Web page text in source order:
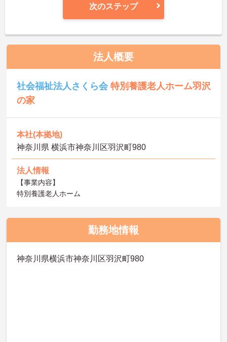
次のステップ
法人概要
社会福祉法人さくら会特別養護老人ホーム羽沢
の家
本社(本拠地)
神奈川県 横浜市神奈川区羽沢町980
法人情報
【事業内容】
特別養護老人ホーム
勤務地情報
神奈川県横浜市神奈川区羽沢町980